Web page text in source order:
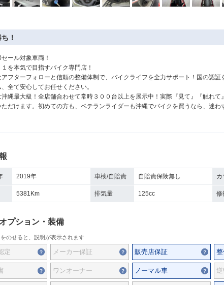
！
ール対象車両！
を本気で目指すバイク専門店！
フターフォローと信頼の整備体制で、バイクライフを全力サポート！国の認
全て安心してお任せください。
縄最大級！全店舗合わせて常時３００台以上を展示中！実際『見て』『触れ
ただけます。初めての方も、ベテランライダーも沖縄でバイクを買うなら、迷わ
2019年 車検/自賠責 自賠責保険無し カ
5381Km 排気量 125cc 修
プション・装備
のせると、説明が表示されます
定 メーカー保証 販売店保証
ワンオーナー ノーマル車